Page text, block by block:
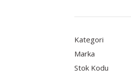
Kategori
Marka
Stok Kodu